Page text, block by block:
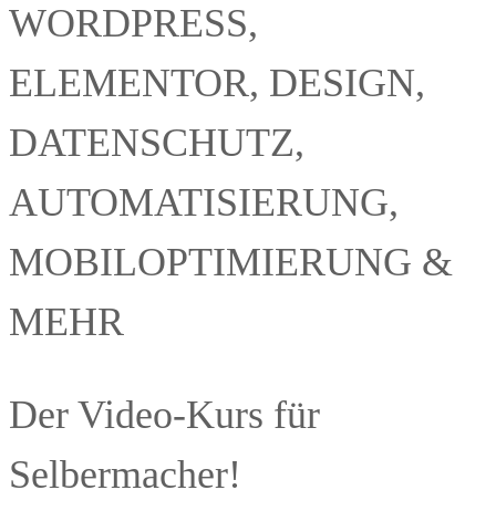
WORDPRESS,
ELEMENTOR, DESIGN,
DATENSCHUTZ,
AUTOMATISIERUNG,
MOBILOPTIMIERUNG &
MEHR
Der Video-Kurs für
Selbermacher!